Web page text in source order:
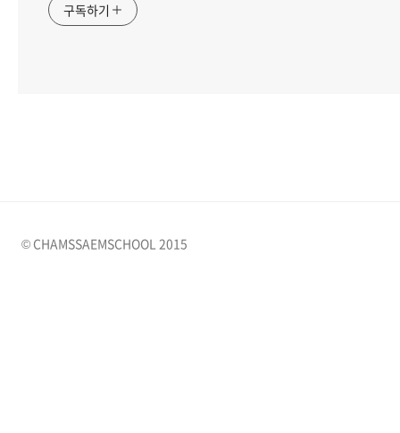
구독하기
© CHAMSSAEMSCHOOL 2015